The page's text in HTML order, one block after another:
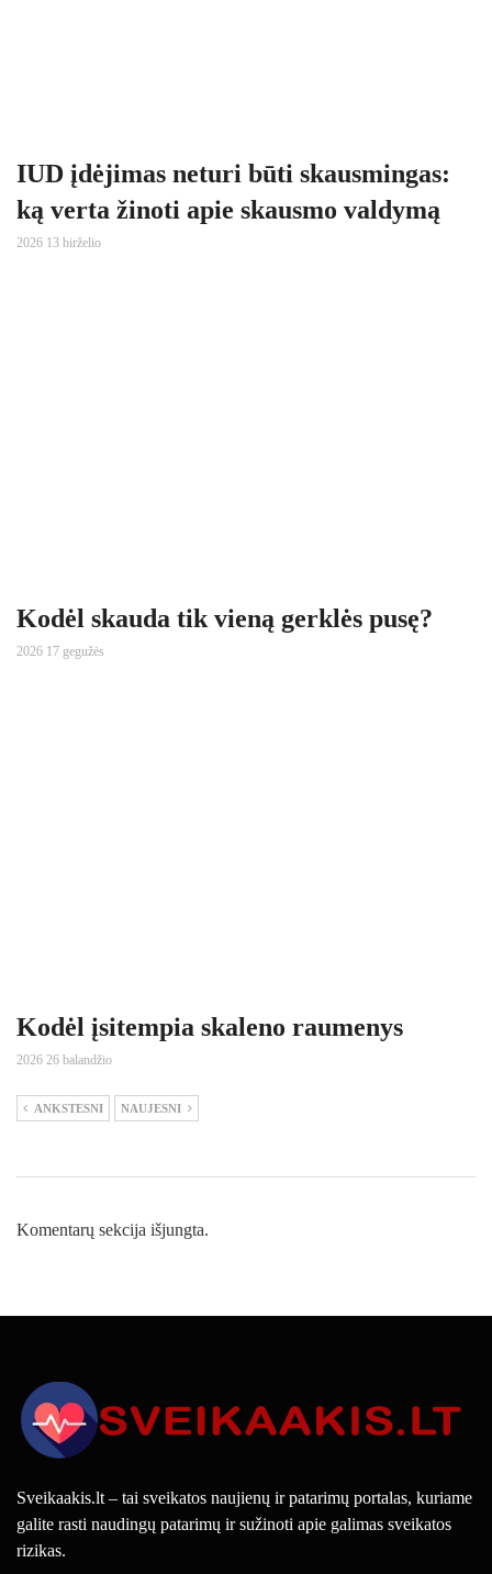
IUD įdėjimas neturi būti skausmingas:
ką verta žinoti apie skausmo valdymą
2026 13 birželio
Kodėl skauda tik vieną gerklės pusę?
2026 17 gegužės
Kodėl įsitempia skaleno raumenys
2026 26 balandžio
ANKSTESNI NAUJESNI
Komentarų sekcija išjungta.
Sveikaakis.lt – tai sveikatos naujienų ir patarimų portalas, kuriame
galite rasti naudingų patarimų ir sužinoti apie galimas sveikatos
rizikas.